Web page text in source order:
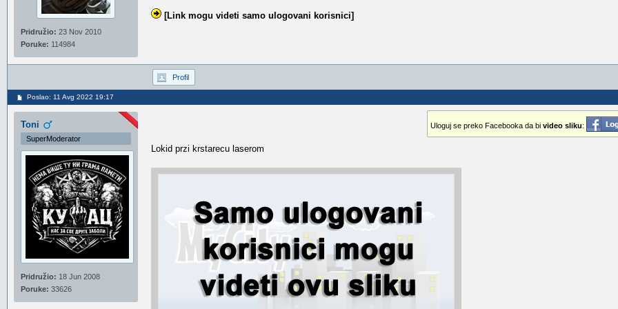
Pridružio: 23 Nov 2010
Poruke: 114984
[Link mogu videti samo ulogovani korisnici]
Profil
Poslao: 11 Avg 2022 19:17
Toni
SuperModerator
Pridružio: 18 Jun 2008
Poruke: 33626
Uloguj se preko Facebooka da bi video sliku:
Lokid przi krstarecu laserom